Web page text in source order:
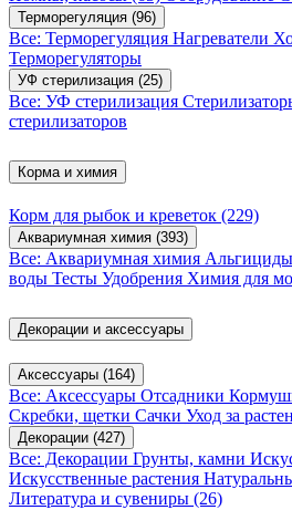
Терморегуляция (96)
Все: Терморегуляция Нагреватели
Терморегуляторы
УФ стерилизация (25)
Все: УФ стерилизация
стерилизаторов
Корма и химия
Корм для рыбок и креветок (229)
Аквариумная химия (393)
Все: Аквариумная химия Альгициды
воды Тесты Удобрения Химия для
Декорации и аксессуары
Аксессуары (164)
Все: Аксессуары Отсадники
Скребки, щетки Сачки Уход за
Декорации (427)
Все: Декорации Грунты, камни
Искусственные растения
Литература и сувениры (26)